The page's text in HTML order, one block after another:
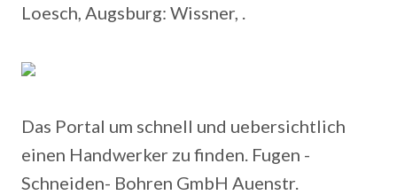
Loesch, Augsburg: Wissner, .
Das Portal um schnell und uebersichtlich
einen Handwerker zu finden. Fugen -
Schneiden- Bohren GmbH Auenstr.